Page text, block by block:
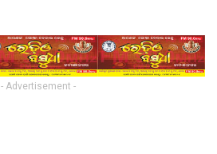
- Advertisement -